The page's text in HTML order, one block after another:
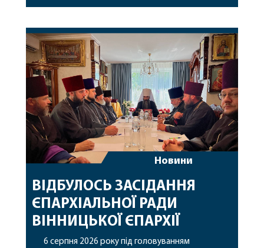
часткою її святих мощей. Митрополиту
Варсонофію співслужили секретар єпархії
архімандрит Єнох (Торак), благочинний
Жмеринського округу протоієрей Ярослав
Коромчевський, клірики […]
Новини
ВІДБУЛОСЬ ЗАСІДАННЯ
ЄПАРХІАЛЬНОЇ РАДИ
ВІННИЦЬКОЇ ЄПАРХІЇ
6 серпня 2026 року під головуванням